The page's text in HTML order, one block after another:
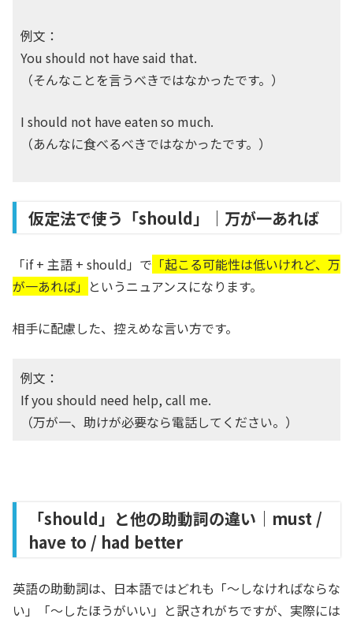
例文：
You should not have said that.
（そんなことを言うべきではなかったです。）
I should not have eaten so much.
（あんなに食べるべきではなかったです。）
仮定法で使う「should」｜万が一あれば
「if + 主語 + should」で 「起こる可能性は低いけれど、万
が一あれば」 というニュアンスになります。
相手に配慮した、控えめな言い方です。
例文：
If you should need help, call me.
（万が一、助けが必要なら電話してください。）
「should」と他の助動詞の違い｜must /
have to / had better
英語の助動詞は、日本語ではどれも「〜しなければならな
い」「〜したほうがいい」と訳されがちですが、実際には